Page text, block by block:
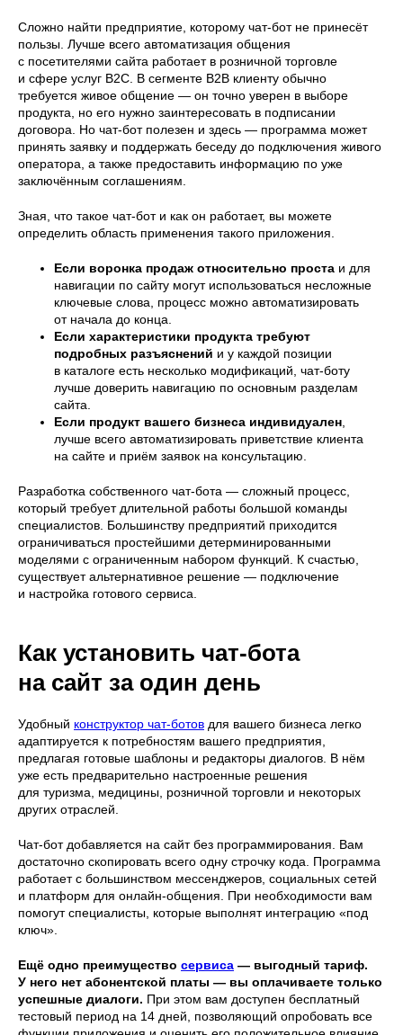
Сложно найти предприятие, которому чат-бот не принесёт
пользы. Лучше всего автоматизация общения
с посетителями сайта работает в розничной торговле
и сфере услуг B2C. В сегменте B2B клиенту обычно
требуется живое общение — он точно уверен в выборе
продукта, но его нужно заинтересовать в подписании
договора. Но чат-бот полезен и здесь — программа может
принять заявку и поддержать беседу до подключения живого
оператора, а также предоставить информацию по уже
заключённым соглашениям.
Зная, что такое чат-бот и как он работает, вы можете
определить область применения такого приложения.
Если воронка продаж относительно проста и для
навигации по сайту могут использоваться несложные
ключевые слова, процесс можно автоматизировать
от начала до конца.
Если характеристики продукта требуют
подробных разъяснений и у каждой позиции
в каталоге есть несколько модификаций, чат-боту
лучше доверить навигацию по основным разделам
сайта.
Если продукт вашего бизнеса индивидуален
лучше всего автоматизировать приветствие клиента
на сайте и приём заявок на консультацию.
Разработка собственного чат-бота — сложный процесс,
который требует длительной работы большой команды
специалистов. Большинству предприятий приходится
ограничиваться простейшими детерминированными
моделями с ограниченным набором функций. К счастью,
существует альтернативное решение — подключение
и настройка готового сервиса.
Как установить чат-бота
на сайт за один день
Удобный конструктор чат-ботов для вашего бизнеса легко
адаптируется к потребностям вашего предприятия,
предлагая готовые шаблоны и редакторы диалогов. В нём
уже есть предварительно настроенные решения
для туризма, медицины, розничной торговли и некоторых
других отраслей.
Чат-бот добавляется на сайт без программирования. Вам
достаточно скопировать всего одну строчку кода. Программа
работает с большинством мессенджеров, социальных сетей
и платформ для онлайн-общения. При необходимости вам
помогут специалисты, которые выполнят интеграцию «под
ключ».
Ещё одно преимущество сервиса — выгодный тариф.
У него нет абонентской платы — вы оплачиваете только
успешные диалоги. При этом вам доступен бесплатный
тестовый период на 14 дней, позволяющий опробовать все